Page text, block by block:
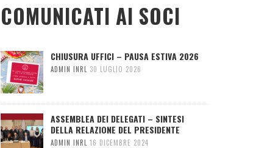
COMUNICATI AI SOCI
CHIUSURA UFFICI – PAUSA ESTIVA 2026
ADMIN INRL 30 LUGLIO 2026
ASSEMBLEA DEI DELEGATI – SINTESI
DELLA RELAZIONE DEL PRESIDENTE
ADMIN INRL 16 DICEMBRE 2024